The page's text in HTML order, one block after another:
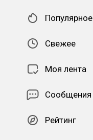
Популярное
Свежее
Моя лента
Сообщения
Рейтинг